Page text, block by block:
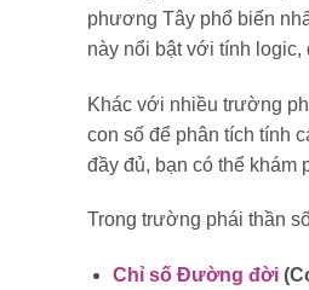
phương Tây phổ biến
này nổi bật với tính logic,
Khác với nhiều trường
con số để phân tích tính
đầy đủ, bạn có thể khám
Trong trường phái thần
Chỉ số Đường đời